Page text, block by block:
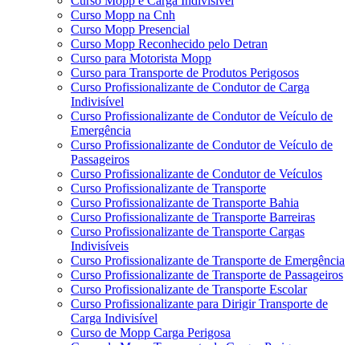
Curso Mopp na Cnh
Curso Mopp Presencial
Curso Mopp Reconhecido pelo Detran
Curso para Motorista Mopp
Curso para Transporte de Produtos Perigosos
Curso Profissionalizante de Condutor de Carga
Indivisível
Curso Profissionalizante de Condutor de Veículo de
Emergência
Curso Profissionalizante de Condutor de Veículo de
Passageiros
Curso Profissionalizante de Condutor de Veículos
Curso Profissionalizante de Transporte
Curso Profissionalizante de Transporte Bahia
Curso Profissionalizante de Transporte Barreiras
Curso Profissionalizante de Transporte Cargas
Indivisíveis
Curso Profissionalizante de Transporte de Emergência
Curso Profissionalizante de Transporte de Passageiros
Curso Profissionalizante de Transporte Escolar
Curso Profissionalizante para Dirigir Transporte de
Carga Indivisível
Curso de Mopp Carga Perigosa